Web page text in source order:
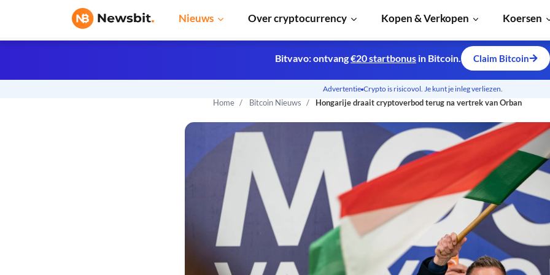
Nieuws Over cryptocurrency Kopen & Verkopen Koersen
Home Bitcoin Nieuws Hongarije draait cryptoverbod terug na vertrek van Orban
Bitvavo: ontvang€20 startbonus in Bitcoin. Claim Bitcoin
Advertentie Crypto is risicovol. Je kunt je inleg verliezen.